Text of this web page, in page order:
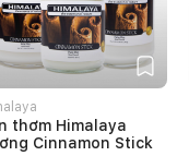
thơm Himalaya
Cinnamon Stick